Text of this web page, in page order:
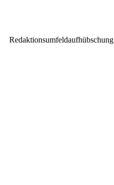
Redaktionsumfeldaufhübschung